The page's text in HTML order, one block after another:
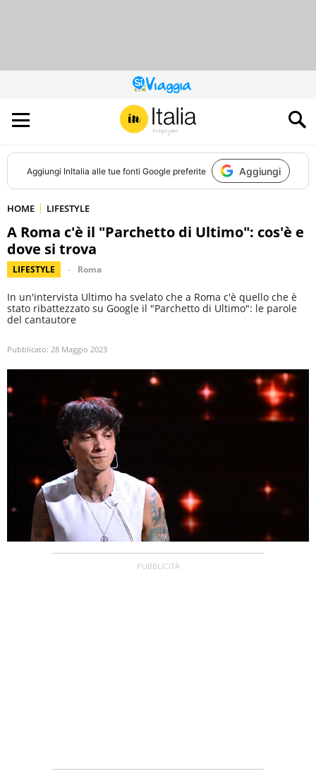
QUESTO
SITO
CONTRIBUISCE
ALL’AUDIENCE
DI
Aggiungi InItalia alle tue fonti Google preferite Aggiungi
HOME LIFESTYLE
A Roma c'è il "Parchetto di Ultimo": cos'è e
dove si trova
LIFESTYLE Roma
In un'intervista Ultimo ha svelato che a Roma c'è quello che è
stato ribattezzato su Google il "Parchetto di Ultimo": le parole
del cantautore
Pubblicato: 28 Maggio 2023